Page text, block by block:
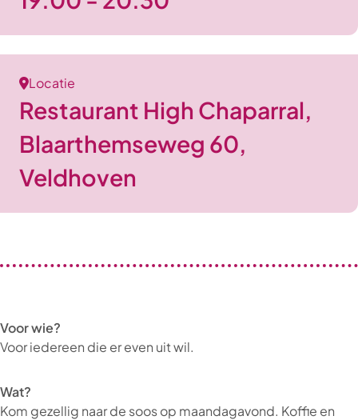
Locatie
Restaurant High Chaparral,
Blaarthemseweg 60,
Veldhoven
Voor wie?
Voor iedereen die er even uit wil.
Wat?
Kom gezellig naar de soos op maandagavond. Koffie en